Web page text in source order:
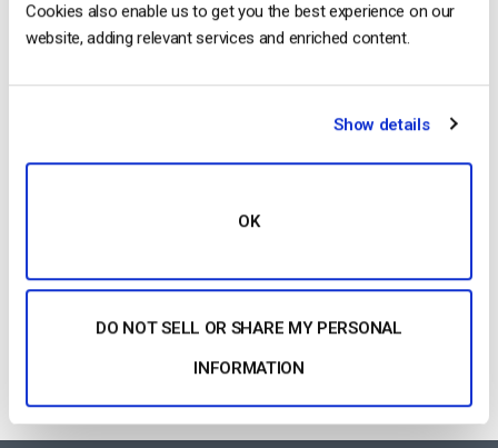
Cookies also enable us to get you the best experience on our
website, adding relevant services and enriched content.
Show details
OK
DO NOT SELL OR SHARE MY PERSONAL
INFORMATION
OTT Full Form – Le présent et l’avenir des
by Max Wilbert